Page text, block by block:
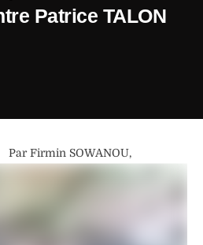
Patrice TALON
Par Firmin SOWANOU,